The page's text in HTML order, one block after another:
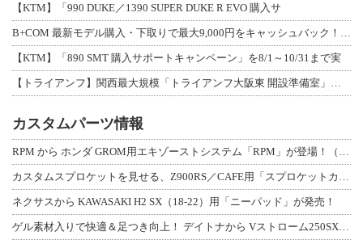
【KTM】「990 DUKE／1390 SUPER DUKE R EVO 購入サ
B+COM 最新モデル購入・下取りで最大9,000円をキャッシュバック！「B+F
【KTM】「890 SMT 購入サポートキャンペーン」を8/1～10/31まで実
【トライアンフ】関西最大規模「トライアンフ大阪東 開設準備室」がオープン！ 限定
カスタムパーツ情報
RPM から ホンダ GROM用エキゾーストシステム「RPM」が登場！（動画あり
カスタムスプロケットを見せる、Z900RS／CAFE用「スプロケットカバーフルキ
ネクサスから KAWASAKI H2 SX（18-22）用「ニーパッド」が発売！
ゲル素材入りで快適＆足つき向上！ デイトナから Vストローム250SX用「快適ロ